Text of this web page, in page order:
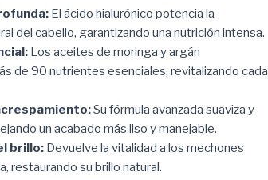
El ácido hialurónico potencia la
del cabello, garantizando una nutrición intensa.
Los aceites de moringa y argán
de 90 nutrientes esenciales, revitalizando cada
Su fórmula avanzada suaviza y
un acabado más liso y manejable.
brillo: Devuelve la vitalidad a los mechones
restaurando su brillo natural.